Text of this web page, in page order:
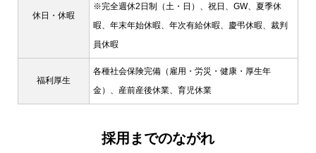
休日・休暇
※完全週休2日制（土・日）、祝日、GW、夏季休
暇、年末年始休暇、年次有給休暇、慶弔休暇、裁判
員休暇
福利厚生
各種社会保険完備（雇用・労災・健康・厚生年
金）、産前産後休業、育児休業
採用までのながれ